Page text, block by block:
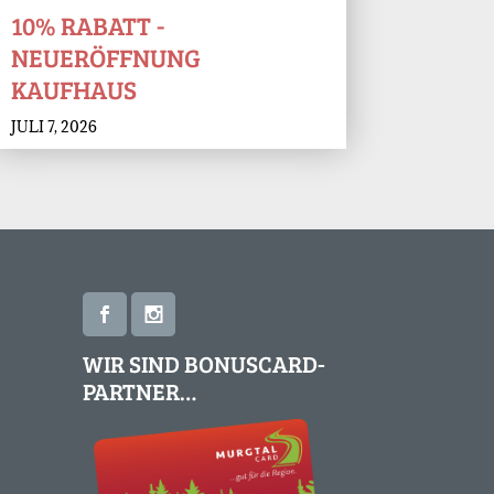
10% RABATT -
NEUERÖFFNUNG
KAUFHAUS
JULI 7, 2026
WIR SIND BONUSCARD-
PARTNER…